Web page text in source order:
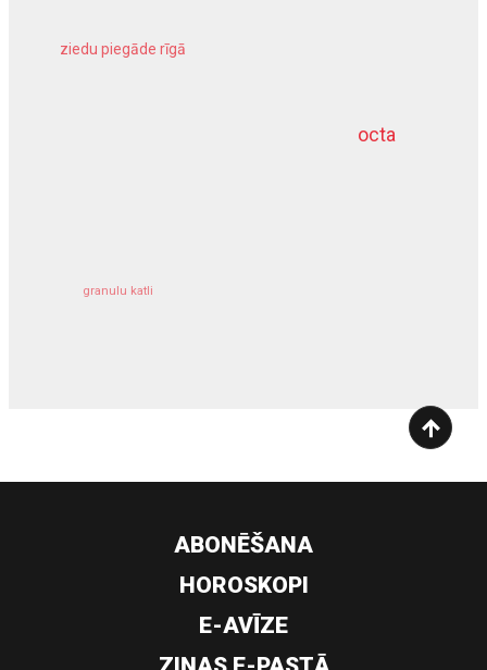
octa
ziedu piegāde rīgā
granulu katli
dziļurbums
ABONĒŠANA
HOROSKOPI
E-AVĪZE